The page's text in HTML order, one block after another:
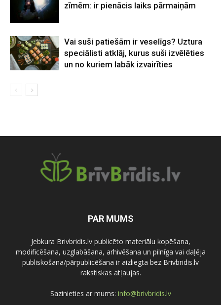
zīmēm: ir pienācis laiks pārmaiņām
Vai suši patiešām ir veselīgs? Uztura
speciālisti atklāj, kurus suši izvēlēties
un no kuriem labāk izvairīties
PAR MUMS
Jebkura Brivbridis.lv publicēto materiālu kopēšana,
modificēšana, uzglabāšana, arhivēšana un pilnīga vai daļēja
publiskošana/pārpublicēšana ir aizliegta bez Brivbridis.lv
rakstiskas atļaujas.
Sazinieties ar mums: info@brivbridis.lv